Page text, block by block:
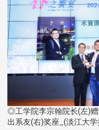
◎工学院李宗翰院长(左)
出系友(右)奖座_(淡江大